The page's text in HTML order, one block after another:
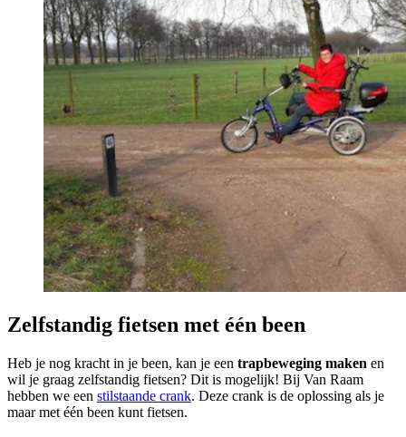
Zelfstandig fietsen met één been
Heb je nog kracht in je been, kan je een trapbeweging maken en
wil je graag zelfstandig fietsen? Dit is mogelijk! Bij Van Raam
hebben we een stilstaande crank. Deze crank is de oplossing als je
maar met één been kunt fietsen.